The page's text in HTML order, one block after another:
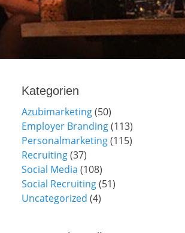
Kategorien
Azubimarketing(50)
Employer Branding(113)
Personalmarketing(115)
Recruiting(37)
Social Media (108)
Social Recruiting(51)
Uncategorized (4)